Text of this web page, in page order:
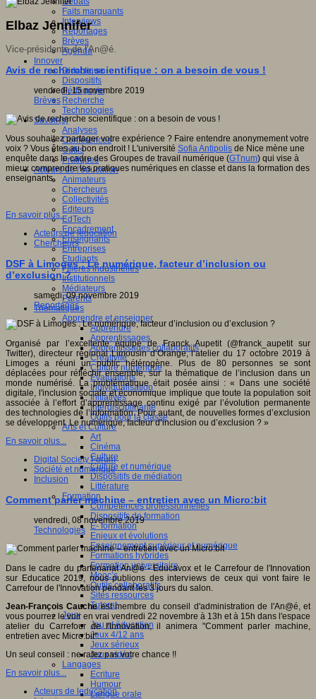
Faits marquants
Interviews
Reportages
Brèves
Agenda
Innover
Didactique
Dispositifs
Pédagogie
Recherche
Technologies
Savoir(s)
Analyses
Conférences
Outils
Pratiques
Acteurs de l'éducation
Animateurs
Chercheurs
Collectivités
Editeurs
EdTech
Encadrement
Enseignants
Entreprises
Etudiants
Filières industrielles
Institutionnels
Médiateurs
Parents
Thématiques
Apprendre et enseigner
Apprendre
Apprentissages
Apprentissages collaboratifs
Créativité
Culture numérique
Evaluations
Individualisation
Initiatives
Interdisciplinarité
Outils pour la classe
Arts et Culture
Art
Cinéma
Culture
Culture et numérique
Dispositifs de médiation
Littérature
Formation
Compétences professionnelles
Dispositifs de formation
E- formation
Enjeux et évolutions
Enseignement supérieur et numérique
Formations hybrides
Formation universitaire
Mooc’s
Outils collaboratifs
Sites ressources
Tutorat
Jeux
Jeu et éducation
Jeux 4/12 ans
Jeux sérieux
Jeux vidéo
Langages
Ecriture
Humour
Langue orale
Elbaz Jennifer
Vice-présidente de l'An@é.
Avis de recherche scientifique : on a besoin de vous !
vendredi, 15 novembre 2019
Brèves
Vous souhaitez partager votre expérience ? Faire entendre anonymement votre
voix ? Vous êtes au bon endroit ! L'université Sofia Antipolis de Nice mène une
enquête dans le cadre des Groupes de travail numérique (GTnum) qui vise à
mieux comprendre les pratiques numériques en classe et dans la formation des
enseignants.
En savoir plus...
Acteurs de leducation
Chercheurs
DSF à Limoges : Le numérique, facteur d’inclusion ou
d’exclusion ?
samedi, 09 novembre 2019
Reportages
Organisé par l’excellente équipe de Franck Aupetit (@franck_aupetit sur
Twitter), directeur régional Limousin d’Orange, l’atelier du 17 octobre 2019 à
Limoges a réuni un public hétérogène. Plus de 80 personnes se sont
déplacées pour réfléchir ensemble, sur la thématique de l’inclusion dans un
monde numérisé. La problématique était posée ainsi : « Dans une société
digitale, l'inclusion sociale et économique implique que toute la population soit
associée à l’effort d’apprentissage continu exigé par l’évolution permanente
des technologies de l’information. Pour autant, de nouvelles formes d’exclusion
se développent. Le numérique, facteur d’inclusion ou d’exclusion ? »
En savoir plus...
Digital Society Forum
Société et numérique
Inclusion
Comment parler machine – entretien avec un Micro:bit
vendredi, 08 novembre 2019
Technologies
Dans le cadre du partenariat An@é - Educavox et le Carrefour de l'Innovation
sur Educatice 2019, nous publions des interviews de ceux qui vont faire le
Carrefour de l'Innovation pendant les 3 jours du salon.
Jean-François Caucheest membre du conseil d'administration de l'An@é, et
vous pourrez le voir en vrai vendredi 22 novembre à 13h et à 15h dans l'espace
atelier du Carrefour de l'Innovation, il animera "Comment parler machine,
entretien avec Micro:bit".
Un seul conseil : ne ratez pas votre chance !!
En savoir plus...
Acteurs de leducation